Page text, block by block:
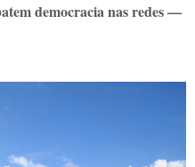
democracia nas redes —